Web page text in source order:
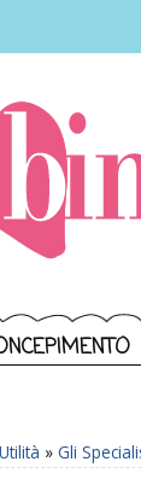
Utilità » Gli